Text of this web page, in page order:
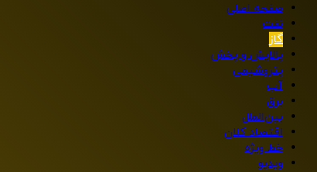
صفحه اصلی
نفت
گاز
پالایش و پخش
پتروشیمی
آب
برق
بین‌الملل
اقتصاد کلان
خط ویژه
ویدیو